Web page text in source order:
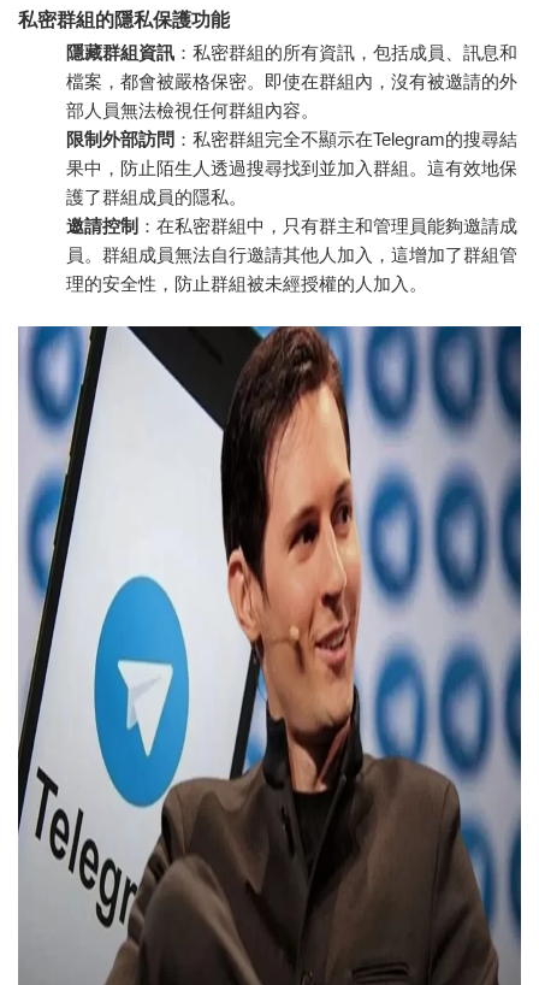
私密群組的隱私保護功能
隱藏群組資訊 ：私密群組的所有資訊，包括成員、訊息和
檔案，都會被嚴格保密。即使在群組內，沒有被邀請的外
部人員無法檢視任何群組內容。
限制外部訪問 ：私密群組完全不顯示在Telegram的搜尋結
果中，防止陌生人透過搜尋找到並加入群組。這有效地保
護了群組成員的隱私。
邀請控制 ：在私密群組中，只有群主和管理員能夠邀請成
員。群組成員無法自行邀請其他人加入，這增加了群組管
理的安全性，防止群組被未經授權的人加入。